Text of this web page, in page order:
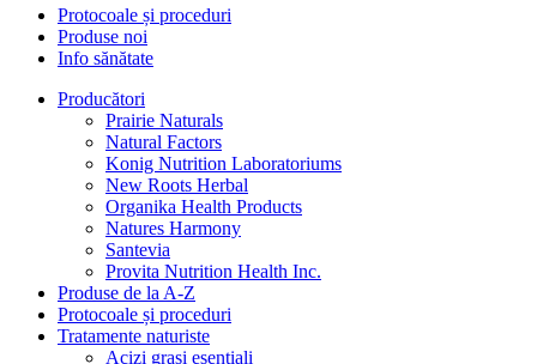
Protocoale și proceduri
Produse noi
Info sănătate
Producători
Prairie Naturals
Natural Factors
Konig Nutrition Laboratoriums
New Roots Herbal
Organika Health Products
Natures Harmony
Santevia
Provita Nutrition Health Inc.
Produse de la A-Z
Protocoale și proceduri
Tratamente naturiste
Acizi grași esențiali